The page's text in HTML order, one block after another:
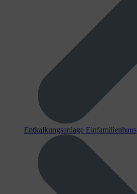
Entkalkungsanlage Einfamilienhaus